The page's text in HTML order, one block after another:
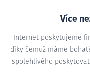
Více
Internet poskytujeme
díky čemuž máme
spolehlivého